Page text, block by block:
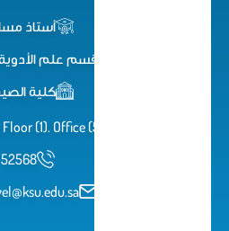
أستاذ
قسم علم
كلية
52568